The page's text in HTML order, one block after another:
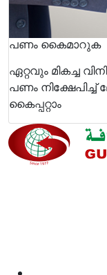
പണം കൈമാറുക
ഏറ്റവും മികച്ച
പണം
കൈപ്പറ്റാം